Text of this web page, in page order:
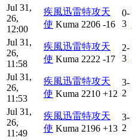
Jul 31,
26,
12:00
疾風迅雷特攻天
使 Kuma 2206 -16
0-
3
Jul 31,
26,
11:58
疾風迅雷特攻天
使 Kuma 2222 -17
2-
3
Jul 31,
26,
11:53
疾風迅雷特攻天
使 Kuma 2210 +12
3-
2
Jul 31,
26,
11:49
疾風迅雷特攻天
使 Kuma 2196 +13
3-
2